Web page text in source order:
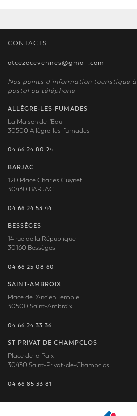
CONTACTS
otcezecevennes@gmail.com
Nos points d’information touristique
postal ou téléphone
ALLÈGRE-LES-FUMADES
La Maison de l'Eau
30500 Allègre-les-fumades
04 66 24 80 24
BARJAC
120 Place Charles Guynet
30430 BARJAC
04 66 24 53 44
BESSÈGES
14 rue de la République
30160 Bessèges
04 66 25 08 60
SAINT-AMBROIX
Place de l'Ancien Temple
30500 Saint-Ambroix
04 66 24 33 36
ST PRIVAT DE CHAMPCLOS
Place de la Paix
30430 Saint-Privat-de-Champclos
04 66 85 33 81